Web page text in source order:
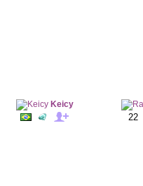
Keicy
22